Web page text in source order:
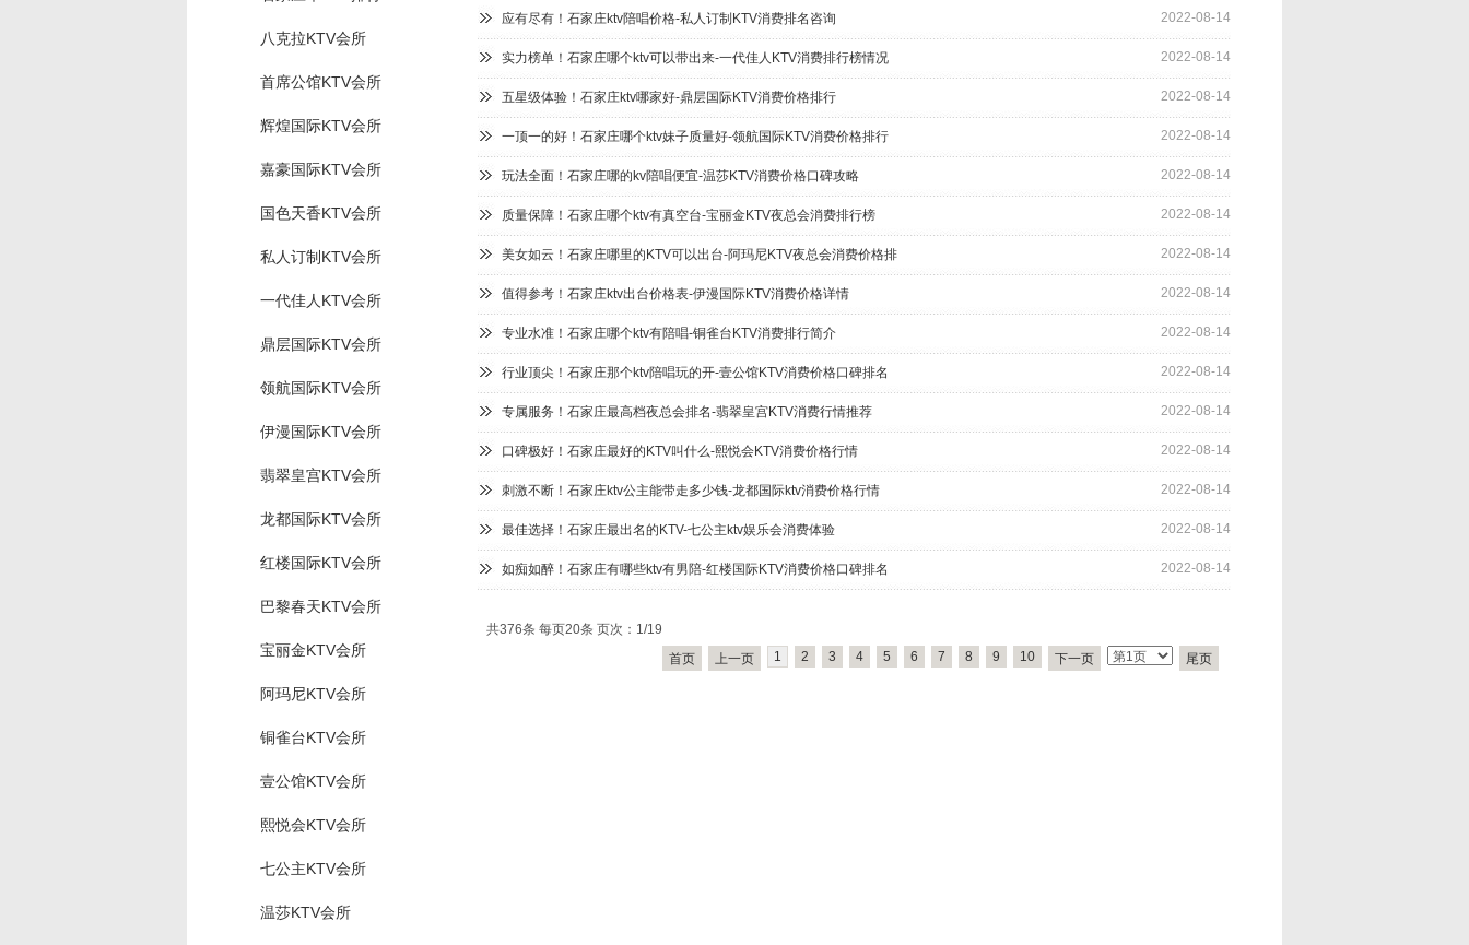
八克拉KTV会所
首席公馆KTV会所
辉煌国际KTV会所
嘉豪国际KTV会所
国色天香KTV会所
私人订制KTV会所
一代佳人KTV会所
鼎层国际KTV会所
领航国际KTV会所
伊漫国际KTV会所
翡翠皇宫KTV会所
龙都国际KTV会所
红楼国际KTV会所
巴黎春天KTV会所
宝丽金KTV会所
阿玛尼KTV会所
铜雀台KTV会所
壹公馆KTV会所
熙悦会KTV会所
七公主KTV会所
温莎KTV会所
应有尽有！石家庄ktv陪唱价格-私人订制KTV消费排名咨询 2022-08-14
实力榜单！石家庄哪个ktv可以带出来-一代佳人KTV消费排行榜情况 2022-08-14
五星级体验！石家庄ktv哪家好-鼎层国际KTV消费价格排行 2022-08-14
一顶一的好！石家庄哪个ktv妹子质量好-领航国际KTV消费价格排行 2022-08-14
玩法全面！石家庄哪的kv陪唱便宜-温莎KTV消费价格口碑攻略 2022-08-14
质量保障！石家庄哪个ktv有真空台-宝丽金KTV夜总会消费排行榜 2022-08-14
美女如云！石家庄哪里的KTV可以出台-阿玛尼KTV夜总会消费价格排 2022-08-14
值得参考！石家庄ktv出台价格表-伊漫国际KTV消费价格详情 2022-08-14
专业水准！石家庄哪个ktv有陪唱-铜雀台KTV消费排行简介 2022-08-14
行业顶尖！石家庄那个ktv陪唱玩的开-壹公馆KTV消费价格口碑排名 2022-08-14
专属服务！石家庄最高档夜总会排名-翡翠皇宫KTV消费行情推荐 2022-08-14
口碑极好！石家庄最好的KTV叫什么-熙悦会KTV消费价格行情 2022-08-14
刺激不断！石家庄ktv公主能带走多少钱-龙都国际ktv消费价格行情 2022-08-14
最佳选择！石家庄最出名的KTV-七公主ktv娱乐会消费体验 2022-08-14
如痴如醉！石家庄有哪些ktv有男陪-红楼国际KTV消费价格口碑排名 2022-08-14
共376条 每页20条 页次：1/19
首页
上一页 1 2 3 4 5 6 7 8 9 10 下一页 尾页